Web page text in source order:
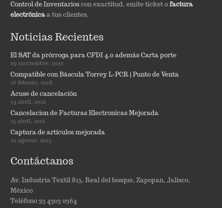
Control de Inventarioscon exactitud, emite ticket ofactura
electrónicaa tus clientes.
Noticias Recientes
El SAT da prórroga para CFDI 4.0 además Carta porte
29 noviembre, 2022
Compatible con Báscula Torrey L-PCR | Punto de Venta
16 febrero, 2018
Acuse de cancelación
19 abril, 2016
Cancelacion de Facturas Electronicas Mejorada
15 abril, 2016
Captura de artículos mejorada
22 agosto, 2015
Contáctanos
Av. Industria Textil 815, Real del bosque, Zapopan, Jalisco,
México
Teléfono 33 4303 0364